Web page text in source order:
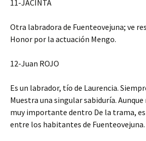
11-JACINTA
Otra labradora de Fuenteovejuna; ve
Honor por la actuación Mengo.
12-Juan ROJO
Es un labrador, tío de Laurencia.
Muestra una singular sabiduría.
muy importante dentro De la trama,
entre los habitantes de Fuenteovejuna.